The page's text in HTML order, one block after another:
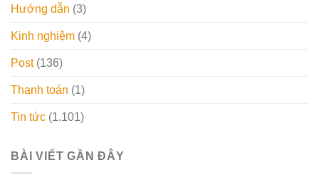
Hướng dẫn (3)
Kinh nghiệm (4)
Post(136)
Thanh toán (1)
Tin tức (1.101)
BÀI VIẾT GẦN ĐÂY